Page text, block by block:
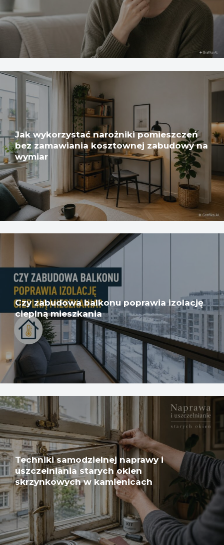
Jak wykorzystać narożniki pomieszczeń
bez zamawiania kosztownej zabudowy na
wymiar
Czy zabudowa balkonu poprawia izolację
cieplną mieszkania
Techniki samodzielnej naprawy i
uszczelniania starych okien
skrzynkowych w kamienicach